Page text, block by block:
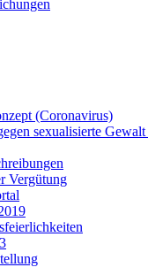
(Coronavirus)
sexualisierte
Vergütung